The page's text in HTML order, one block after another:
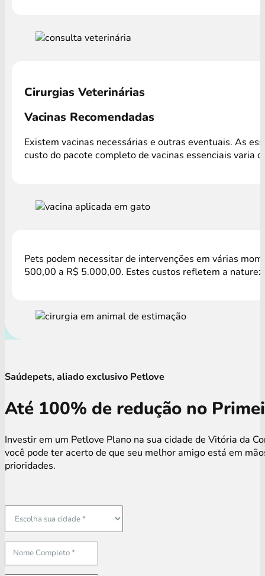
Cirurgias Veterinárias
Vacinas Recomendadas
Existem vacinas necessárias e outras eventuais. As
custo do pacote completo de vacinas essenciais varia
Pets podem necessitar de intervenções em várias
500,00 a R$ 5.000,00. Estes custos refletem a
Saúdepets, aliado exclusivo Petlove
Até 100% de redução no
Investir em um Petlove Plano na sua cidade de Vitória da
você pode ter acerto de que seu melhor amigo está em
prioridades.